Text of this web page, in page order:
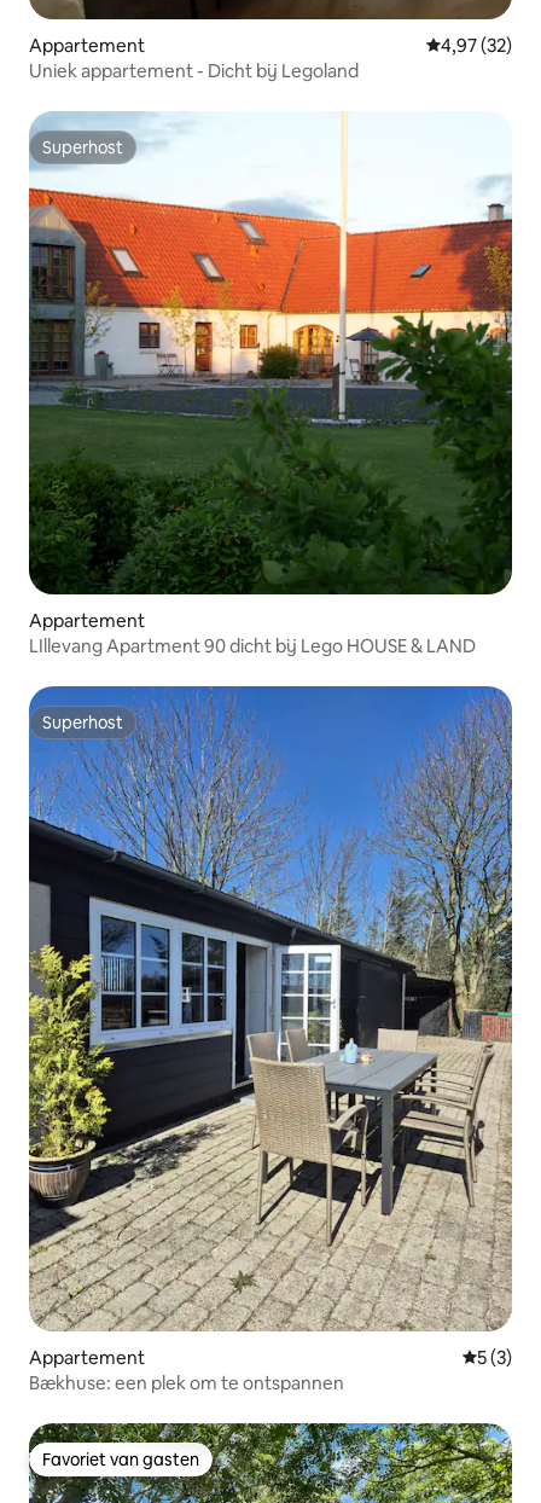
Appartement Gemiddelde
4,97 (32)
Uniek appartement - Dicht bij Legoland
Superhost
Superhost
Appartement
LIllevang Apartment 90 dicht bij Lego HOUSE & LAND
Superhost
Superhost
Appartement
5 (3)
Bækhuse: een plek om te ontspannen
Favoriet van gasten
Favoriet van gasten